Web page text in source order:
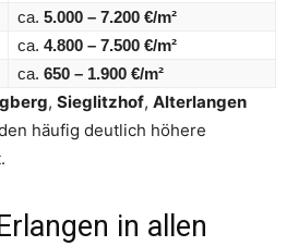
ca. 5.000 – 7.200 €/m²
ca. 4.800 – 7.500 €/m²
ca. 650 – 1.900 €/m²
, Sieglitzhof, Alterlangen
häufig deutlich höhere
in allen